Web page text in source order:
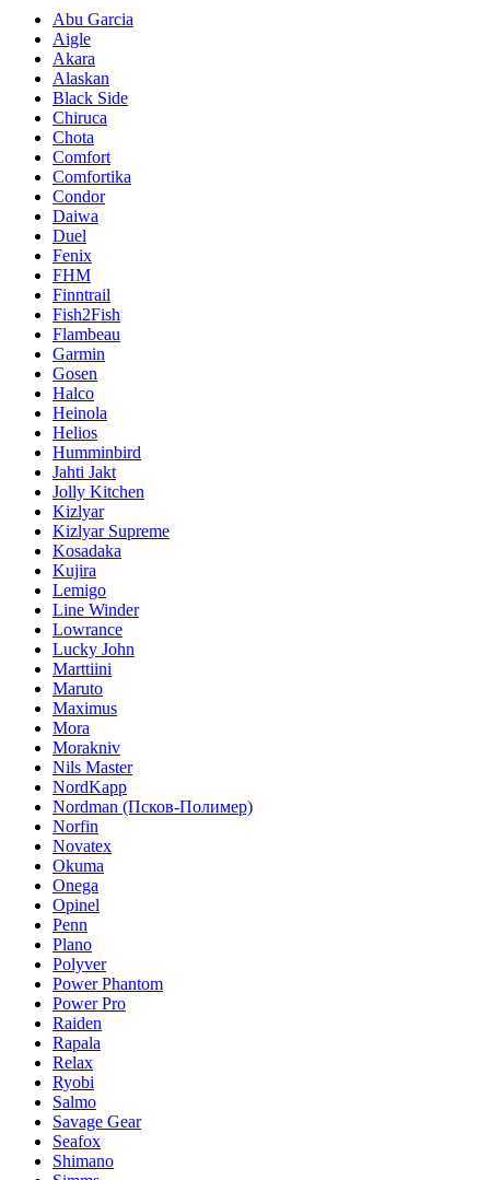
Abu Garcia
Aigle
Akara
Alaskan
Black Side
Chiruca
Chota
Comfort
Comfortika
Condor
Daiwa
Duel
Fenix
FHM
Finntrail
Fish2Fish
Flambeau
Garmin
Gosen
Halco
Heinola
Helios
Humminbird
Jahti Jakt
Jolly Kitchen
Kizlyar
Kizlyar Supreme
Kosadaka
Kujira
Lemigo
Line Winder
Lowrance
Lucky John
Marttiini
Maruto
Maximus
Mora
Morakniv
Nils Master
NordKapp
Nordman (Псков-Полимер)
Norfin
Novatex
Okuma
Onega
Opinel
Penn
Plano
Polyver
Power Phantom
Power Pro
Raiden
Rapala
Relax
Ryobi
Salmo
Savage Gear
Seafox
Shimano